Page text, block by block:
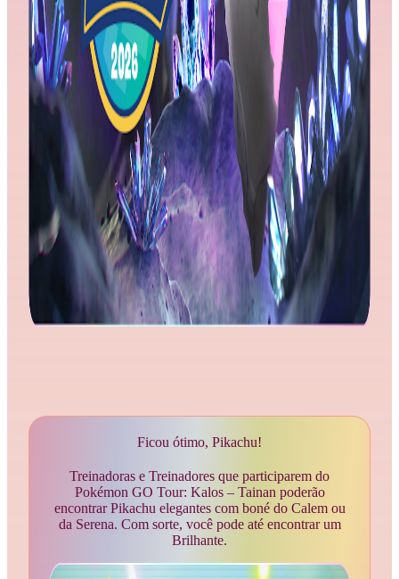
Ficou ótimo, Pikachu!
Treinadoras e Treinadores que participarem do
Pokémon GO Tour: Kalos – Tainan poderão
encontrar Pikachu elegantes com boné do Calem ou
da Serena. Com sorte, você pode até encontrar um
Brilhante.